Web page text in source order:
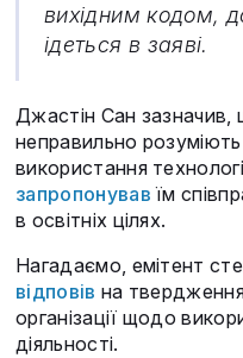
вихідним кодом,
ідеться в заяві.
Джастін Сан
неправильно
використання
запропонував їм
в освітніх цілях.
Нагадаємо, емітент
відповів на
організації щодо
діяльності.